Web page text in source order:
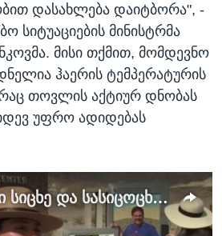
დასახლება დაიტბორა", -
სიტუაციების მინისტრმა
მისი თქმით, მომდევნო
ჰაერის ტემპერატურის
თოვლის აქტიურ დნობას
უფრო ადიდებას
ექსტრემალური სიცხე და სასიცოცხლო რისკები